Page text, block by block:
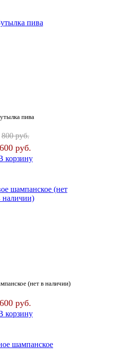
пива
800руб.
600 руб.
корзину
(нет в наличии)
600 руб.
корзину